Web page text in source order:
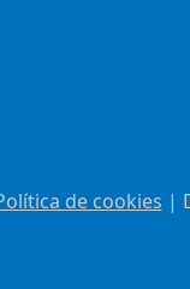
de cookies |